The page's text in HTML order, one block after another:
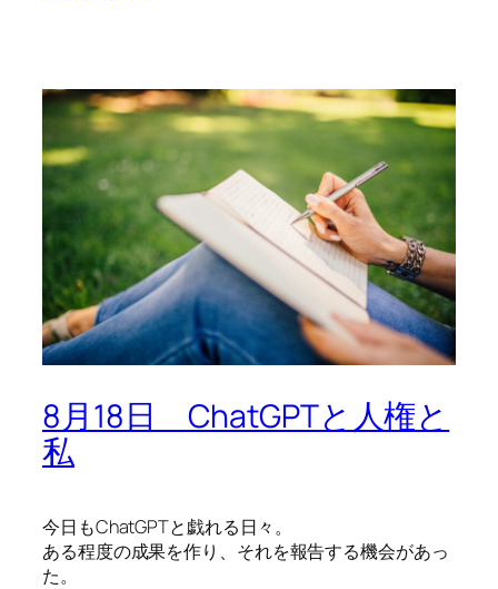
8月18日 ChatGPTと人権と
私
今日もChatGPTと戯れる日々。
ある程度の成果を作り、それを報告する機会があっ
た。